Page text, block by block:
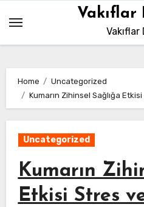
content
Vakıflar
Home
Uncategorized
Kumarın Zihinsel Sağlığa Etkisi
Uncategorized
Kumarın
Etkisi Stres